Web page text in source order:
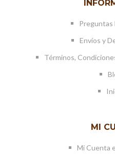
Preguntas
Envíos y
Términos,
MI
Mi Cuenta